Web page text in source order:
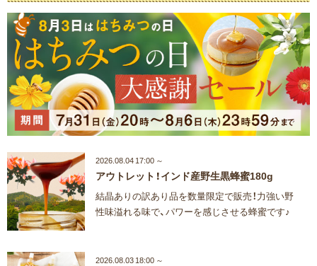
2026.08.04 17:00 ～
アウトレット！インド産野生黒蜂蜜180g
結晶ありの訳あり品を数量限定で販売！力強い野
性味溢れる味で、パワーを感じさせる蜂蜜です♪
2026.08.03 18:00 ～